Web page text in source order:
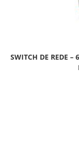
SWITCH DE REDE –